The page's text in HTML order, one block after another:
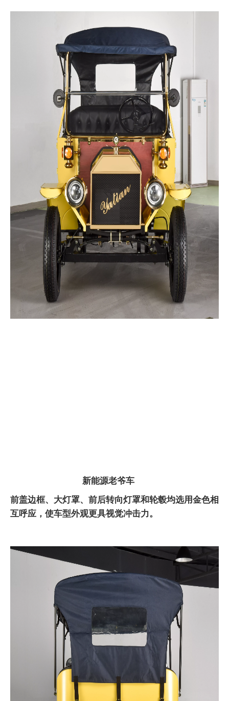
新能源老爷车
前盖边框、大灯罩、前后转向灯罩和轮毂均选用金色相
互呼应，使车型外观更具视觉冲击力。